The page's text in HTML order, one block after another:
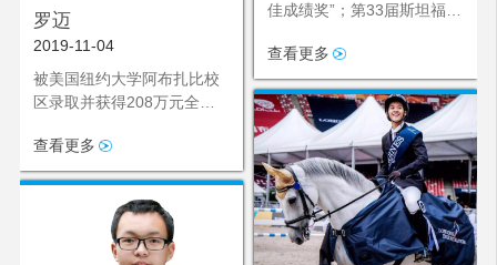
佳成绩奖”；第33届斯坦福大
亚军
查看更多
罗迈
2019-11-04
被美国纽约大学阿布扎比校
区录取并获得208万元全额
查看更多